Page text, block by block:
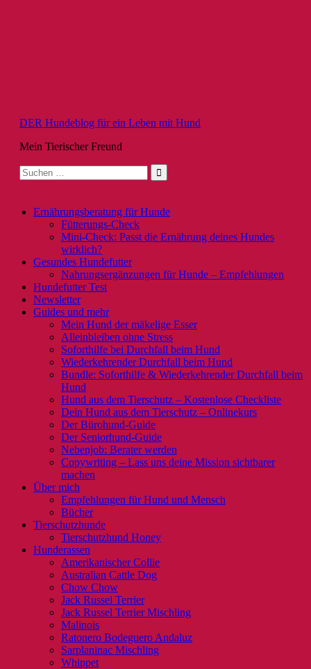
DER Hundeblog für ein Leben mit Hund
Mein Tierischer Freund
Suche
nach:
Ernährungsberatung für Hunde
Fütterungs-Check
Mini-Check: Passt die Ernährung deines Hundes
wirklich?
Gesundes Hundefutter
Nahrungsergänzungen für Hunde – Empfehlungen
Hundefutter Test
Newsletter
Guides und mehr
Mein Hund der mäkelige Esser
Alleinbleiben ohne Stress
Soforthilfe bei Durchfall beim Hund
Wiederkehrender Durchfall beim Hund
Bundle: Soforthilfe & Wiederkehrender Durchfall beim
Hund
Hund aus dem Tierschutz – Kostenlose Checkliste
Dein Hund aus dem Tierschutz – Onlinekurs
Der Bürohund-Guide
Der Seniorhund-Guide
Nebenjob: Berater werden
Copywriting – Lass uns deine Mission sichtbarer
machen
Über mich
Empfehlungen für Hund und Mensch
Bücher
Tierschutzhunde
Tierschutzhund Honey
Hunderassen
Amerikanischer Collie
Australian Cattle Dog
Chow Chow
Jack Russel Terrier
Jack Russel Terrier Mischling
Malinois
Ratonero Bodeguero Andaluz
Sarplaninac Mischling
Whippet